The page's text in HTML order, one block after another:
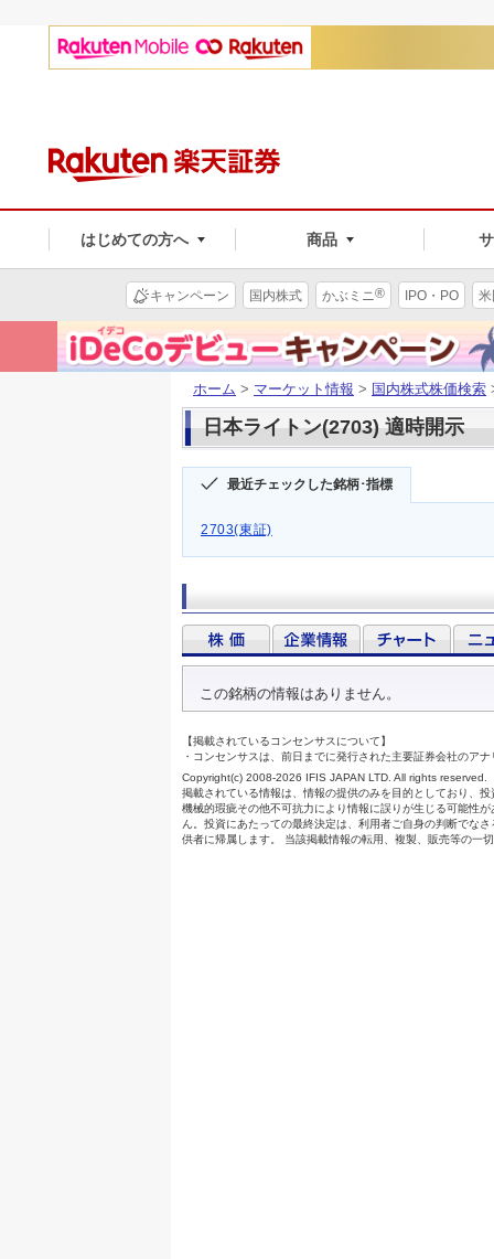
はじめての方へ 商品
キャンペーン 国内株式 かぶミニ® IPO・PO
ホーム > マーケット情報 > 国内株式株価検索
日本ライトン(2703) 適時開示
最近チェックした銘柄･指標
2703(東証)